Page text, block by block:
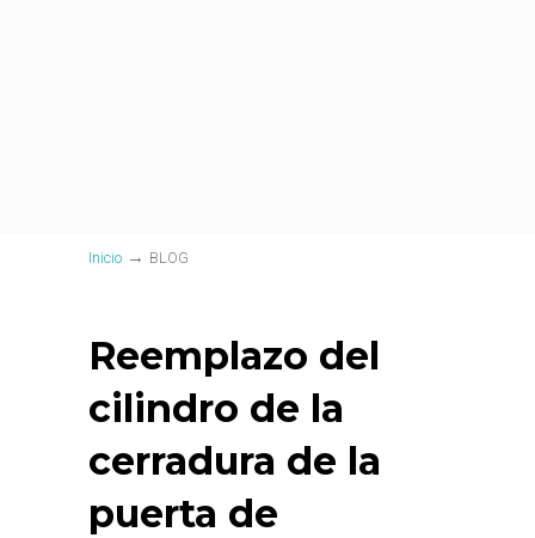
Inicio → BLOG
Reemplazo del
cilindro de la
cerradura de la
puerta de